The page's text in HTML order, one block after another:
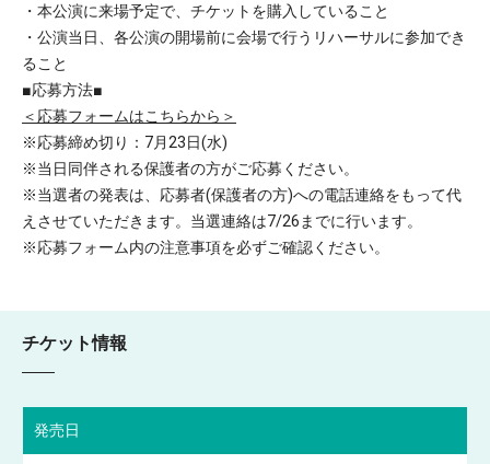
・本公演に来場予定で、チケットを購入していること
・公演当日、各公演の開場前に会場で行うリハーサルに参加でき
ること
■応募方法■
＜応募フォームはこちらから＞
※応募締め切り：7月23日(水)
※当日同伴される保護者の方がご応募ください。
※当選者の発表は、応募者(保護者の方)への電話連絡をもって代
えさせていただきます。当選連絡は7/26までに行います。
※応募フォーム内の注意事項を必ずご確認ください。
チケット情報
発売日